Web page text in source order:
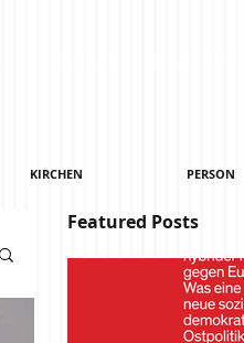
KIRCHEN PERSON
Featured Posts